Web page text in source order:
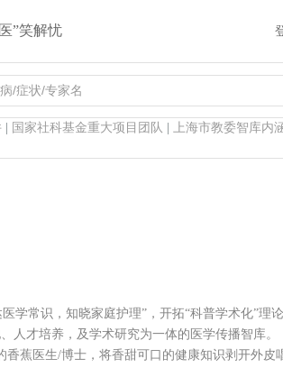
”笑解忧
国家社科基金重大项目团队
上海市教委智库内
学常识，知晓家庭护理”，开拓“科普学术化”理
人才培养，及学术研究为一体的医学传播智库。
蕉医生/博士，将香甜可口的健康知识剥开外皮